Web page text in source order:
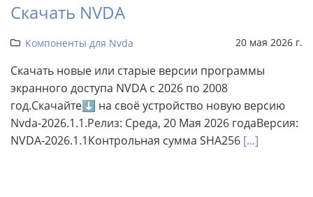
Скачать NVDA
Компоненты для Nvda 20 мая 2026 г.
Скачать новые или старые версии программы
экранного доступа NVDA с 2026 по 2008
год.Скачайте⬇ на своё устройство новую версию
Nvda-2026.1.1.Релиз: Среда, 20 Мая 2026 годаВерсия:
NVDA-2026.1.1Контрольная сумма SHA256 [...]